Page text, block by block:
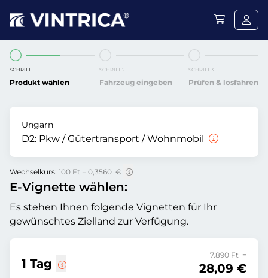
SCHRITT 1
Produkt wählen
SCHRITT 2
Fahrzeug eingeben
SCHRITT 3
Prüfen & losfahren
Ungarn
D2: Pkw / Gütertransport / Wohnmobil
Wechselkurs: 100 Ft = 0,3560 €
E-Vignette wählen:
Es stehen Ihnen folgende Vignetten für Ihr
gewünschtes Zielland zur Verfügung.
1 Tag
7.890 Ft =
28,09 €